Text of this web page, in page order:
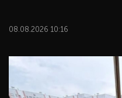
08.08.2026 10:16